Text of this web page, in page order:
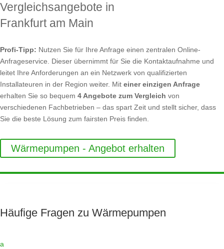
Vergleichsangebote in
Frankfurt am Main
Profi-Tipp: Nutzen Sie für Ihre Anfrage einen zentralen Online-
Anfrageservice. Dieser übernimmt für Sie die Kontaktaufnahme und
leitet Ihre Anforderungen an ein Netzwerk von qualifizierten
Installateuren in der Region weiter. Mit einer einzigen Anfrage
erhalten Sie so bequem 4 Angebote zum Vergleich von
verschiedenen Fachbetrieben – das spart Zeit und stellt sicher, dass
Sie die beste Lösung zum fairsten Preis finden.
Wärmepumpen - Angebot erhalten
Häufige Fragen zu Wärmepumpen
a